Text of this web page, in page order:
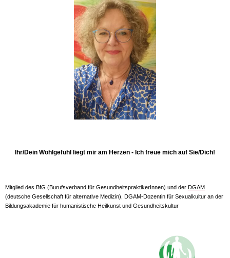
Ihr/Dein Wohlgefühl liegt mir am Herzen - Ich freue mich auf Sie/Dich!
Mitglied des BfG (Burufsverband für GesundheitspraktikerInnen) und der DGAM
(deutsche Gesellschaft für alternative Medizin), DGAM-Dozentin für Sexualkultur an der
Bildungsakademie für humanistische Heilkunst und Gesundheitskultur